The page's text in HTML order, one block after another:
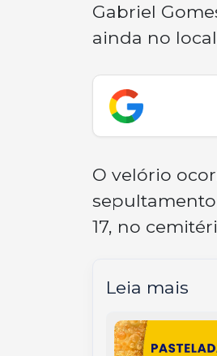
Gabriel
ainda no
O velório
sepultamento
17, no
Leia mais